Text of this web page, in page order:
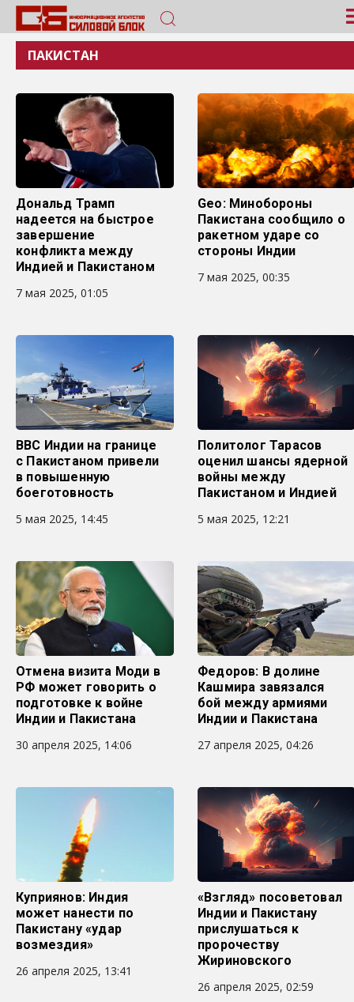
ПАКИСТАН
Дональд Трамп
надеется на быстрое
завершение
конфликта между
Индией и Пакистаном
7 мая 2025, 01:05
Geo: Минобороны
Пакистана сообщило о
ракетном ударе со
стороны Индии
7 мая 2025, 00:35
ВВС Индии на границе
с Пакистаном привели
в повышенную
боеготовность
5 мая 2025, 14:45
Политолог Тарасов
оценил шансы ядерной
войны между
Пакистаном и Индией
5 мая 2025, 12:21
Отмена визита Моди в
РФ может говорить о
подготовке к войне
Индии и Пакистана
30 апреля 2025, 14:06
Федоров: В долине
Кашмира завязался
бой между армиями
Индии и Пакистана
27 апреля 2025, 04:26
Куприянов: Индия
может нанести по
Пакистану «удар
возмездия»
26 апреля 2025, 13:41
«Взгляд» посоветовал
Индии и Пакистану
прислушаться к
пророчеству
Жириновского
26 апреля 2025, 02:59